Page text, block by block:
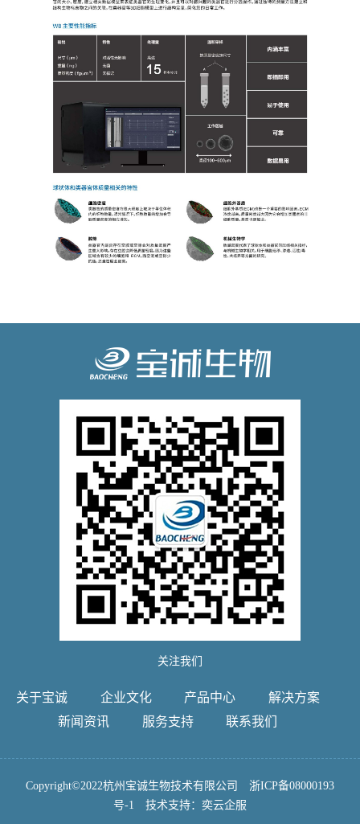
关注我们
关于宝诚 企业文化 产品中心
解决方案
新闻资讯
服务支持 联系我们
Copyright©2022杭州宝诚生物技术有限公司 浙ICP备08000193
号-1
技术支持： 奕云企服